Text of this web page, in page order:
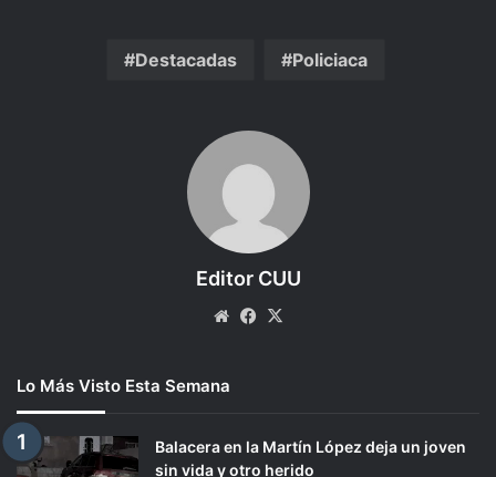
Destacadas Policiaca
Editor CUU
WebsiteFacebook
Lo Más Visto Esta Semana
Balacera en la Martín López deja un joven
sin vida y otro herido